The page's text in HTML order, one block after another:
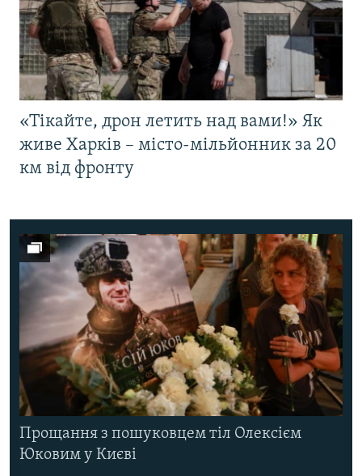
«Тікайте, дрон летить над вами!» Як
живе Харків – місто-мільйонник за 20
км від фронту
Прощання з пошуковцем тіл Олексієм
Юковим у Києві